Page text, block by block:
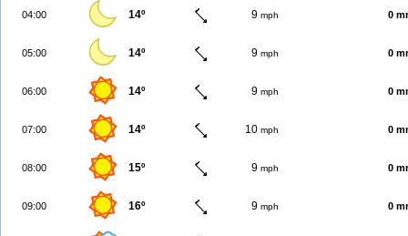
04:00 14º 9 mph 0
05:00 14º 9 mph 0
06:00 14º 9 mph 0
07:00 14º 10 mph 0
08:00 15º 9 mph 0
09:00 16º 9 mph 0